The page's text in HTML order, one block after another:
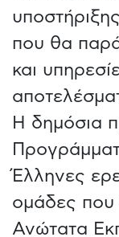
που θα
και
Η δημόσια
Έλληνες
ομάδες που
Ανώτατα